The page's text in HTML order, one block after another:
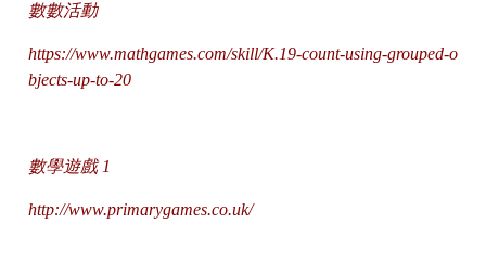
數數活動
https://www.mathgames.com/skill/K.19-count-using-grouped-o
bjects-up-to-20
數學遊戲 1
http://www.primarygames.co.uk/